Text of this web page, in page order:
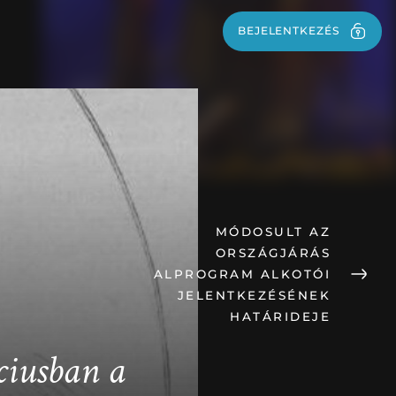
BEJELENTKEZÉS
BEJELENTKEZÉS
a
MÓDOSULT AZ
ORSZÁGJÁRÁS
ALPROGRAM ALKOTÓI
JELENTKEZÉSÉNEK
HATÁRIDEJE